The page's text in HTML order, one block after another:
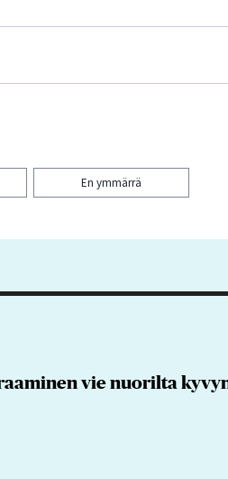
En ymmärrä
vie nuorilta